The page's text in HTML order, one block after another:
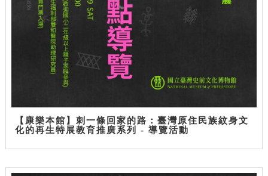
【康樂本館】刺一條回家的路：臺灣原住民族紋身文
化的再生特展教育推廣系列 - 導覽活動